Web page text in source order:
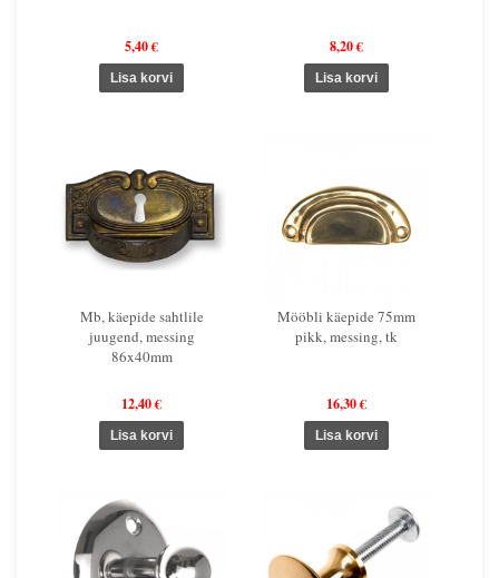
5,40 € 8,20 €
Mb, käepide sahtlile
juugend, messing
86x40mm
12,40 €
Mööbli käepide 75mm
pikk, messing, tk
16,30 €